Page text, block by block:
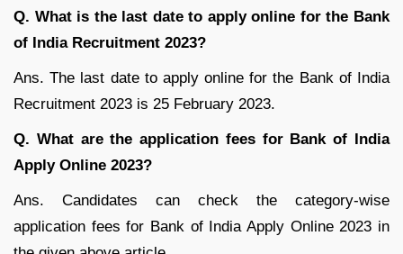
Q. What is the last date to apply online for the Bank
of India Recruitment 2023?
Ans. The last date to apply online for the Bank of India
Recruitment 2023 is 25 February 2023.
Q. What are the application fees for Bank of India
Apply Online 2023?
Ans. Candidates can check the category-wise
application fees for Bank of India Apply Online 2023 in